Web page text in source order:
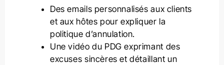
Des emails personnalisés aux clients
et aux hôtes pour expliquer la
politique d’annulation.
Une vidéo du PDG exprimant des
excuses sincères et détaillant un